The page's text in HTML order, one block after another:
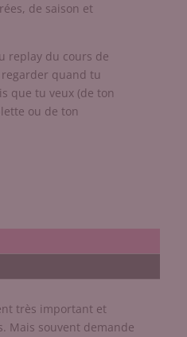
de saison et
replay du cours de
quand tu
que tu veux (de ton
ou de ton
très important et
Mais souvent demande